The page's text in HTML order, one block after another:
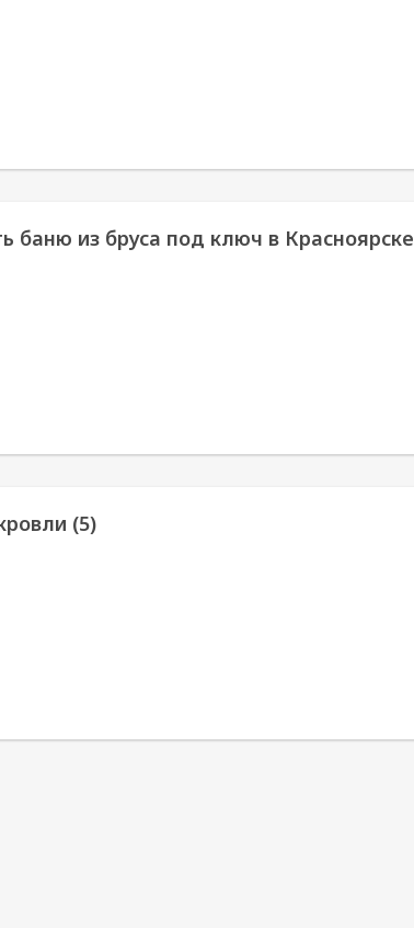
баню из бруса под ключ в Красноярске
(5)